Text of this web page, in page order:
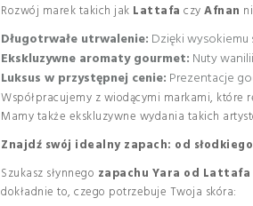
Rozwój marek takich jak Lattafa czyAfnan
Długotrwałe utrwalenie: Dzięki
Ekskluzywne aromaty gourmet: Nuty
Luksus w przystępnej cenie: Prezentacje
Współpracujemy z wiodącymi markami,
Mamy także ekskluzywne wydania takich
Znajdź swój idealny zapach: od
Szukasz słynnego zapachu Yara od Lattafa
dokładnie to, czego potrzebuje Twoja skóra: